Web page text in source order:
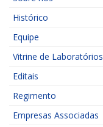
Histórico
Equipe
Vitrine de Laboratórios
Editais
Regimento
Empresas Associadas